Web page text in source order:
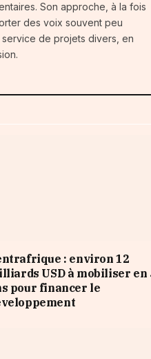
Son approche, à la fois
des voix souvent peu
de projets divers, en
: environ 12
USD à mobiliser en
pour financer le